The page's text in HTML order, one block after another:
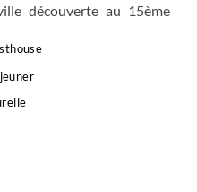
découverte au 15ème
les vestiges de
l'une des plus belles
à l'occasion des
de street art et ses